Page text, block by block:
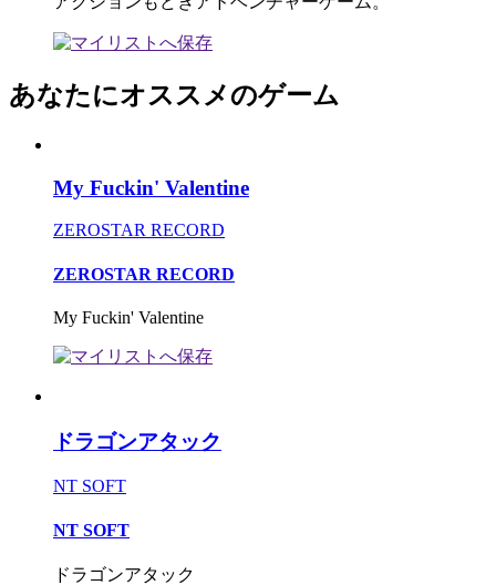
あなたにオススメのゲーム
My Fuckin' Valentine
ZEROSTAR RECORD
ZEROSTAR RECORD
My Fuckin' Valentine
ドラゴンアタック
NT SOFT
NT SOFT
ドラゴンアタック